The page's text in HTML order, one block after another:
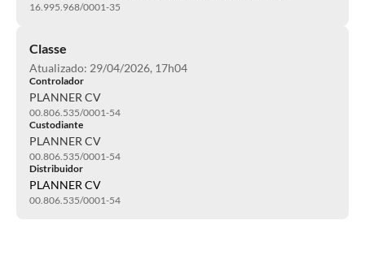
16.995.968/0001-35
Classe
Atualizado: 29/04/2026, 17h04
Controlador
PLANNER CV
00.806.535/0001-54
Custodiante
PLANNER CV
00.806.535/0001-54
Distribuidor
PLANNER CV
00.806.535/0001-54